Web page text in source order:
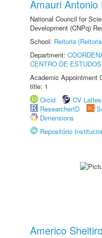
Amauri Antonio
National Council for
Development (CNPq)
School: Reitoria
Department:
CENTRO DE
Academic Appointment
title: 1
Orcid
CV Lattes
ResearcherID
Dimensions
Repositório
Americo